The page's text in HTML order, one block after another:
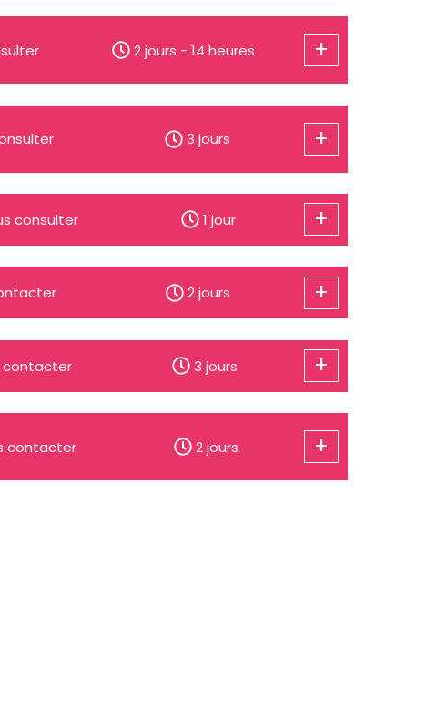
2 jours - 14 heures +
3 jours +
consulter 1 jour +
2 jours +
contacter 3 jours +
contacter 2 jours +